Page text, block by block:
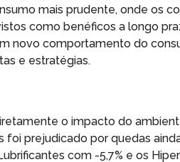
mais prudente, onde os
como benéficos a longo
novo comportamento do
e estratégias.
o impacto do
foi prejudicado por quedas
com -5,7% e os